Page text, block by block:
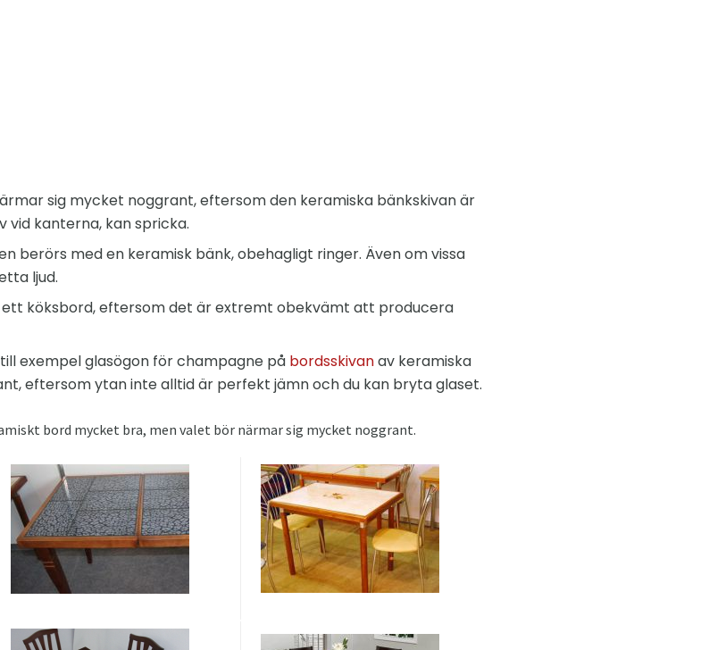
sig mycket noggrant, eftersom den keramiska bänkskivan är
vid kanterna, kan spricka.
berörs med en keramisk bänk, obehagligt ringer. Även om vissa
ljud.
köksbord, eftersom det är extremt obekvämt att producera
exempel glasögon för champagne på bordsskivanav keramiska
eftersom ytan inte alltid är perfekt jämn och du kan bryta glaset.
bord mycket bra, men valet bör närmar sig mycket noggrant.